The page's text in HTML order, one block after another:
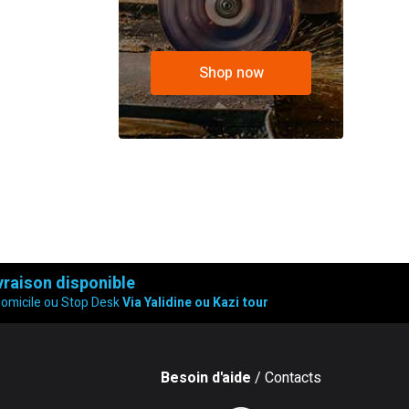
Shop now
disponible
ou Stop DeskVia Yalidine ou Kazi tour
Besoin d'aide / Contacts